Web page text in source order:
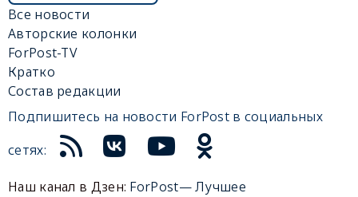
Все новости
Авторские колонки
ForPost-TV
Кратко
Состав редакции
Подпишитесь на новости ForPost в социальных
сетях:
Наш канал в Дзен: ForPost— Лучшее